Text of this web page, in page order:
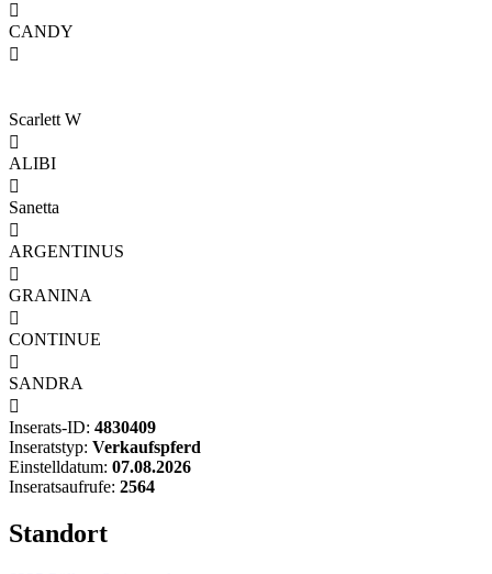

CANDY

Scarlett W

ALIBI

Sanetta

ARGENTINUS

GRANINA

CONTINUE

SANDRA

Inserats-ID: 4830409
Inseratstyp: Verkaufspferd
Einstelldatum: 07.08.2026
Inseratsaufrufe: 2564
Standort